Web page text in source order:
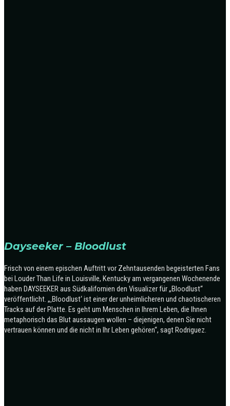
Dayseeker – Bloodlust
Frisch von einem epischen Auftritt vor Zehntausenden begeisterten Fans
bei Louder Than Life in Louisville, Kentucky am vergangenen Wochenende
haben DAYSEEKER aus Südkalifornien den Visualizer für „Bloodlust“
veröffentlicht. „‚Bloodlust‘ ist einer der unheimlicheren und chaotischeren
Tracks auf der Platte. Es geht um Menschen in Ihrem Leben, die Ihnen
metaphorisch das Blut aussaugen wollen – diejenigen, denen Sie nicht
vertrauen können und die nicht in Ihr Leben gehören“, sagt Rodriguez.